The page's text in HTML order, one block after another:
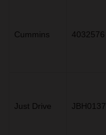
Cummins 4032576
Just Drive JBH0137